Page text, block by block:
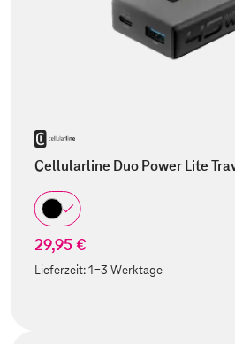
Cellularline Duo Power Lite
29,95 €
Lieferzeit:1-3 Werktage